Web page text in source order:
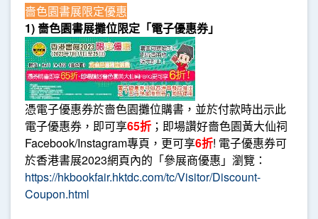
嗇色園書展限定優惠
1) 嗇色園書展攤位限定「電子優惠券」
憑電子優惠券於嗇色園攤位購書，並於付款時出示此
電子優惠券，即可享65折 ；即場讚好嗇色園黃大仙祠
Facebook/Instagram專頁，更可享6折! 電子優惠券可
於香港書展2023網頁內的「參展商優惠」瀏覽：
https://hkbookfair.hktdc.com/tc/Visitor/Discount-
Coupon.html